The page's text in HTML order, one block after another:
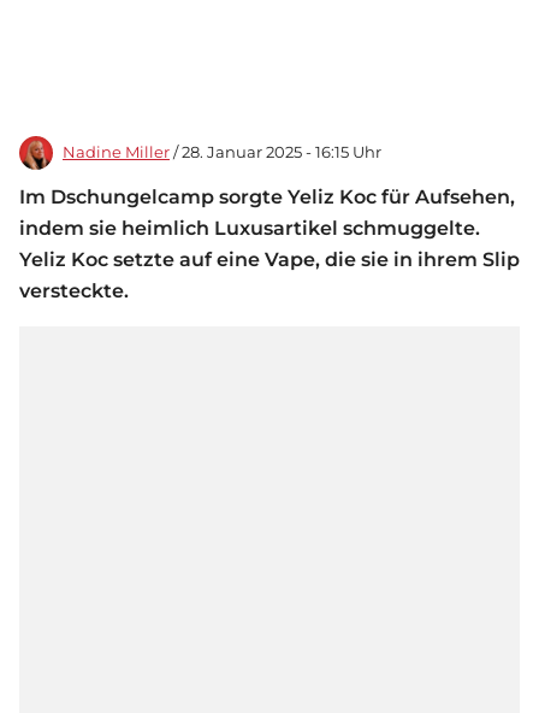
Nadine Miller / 28. Januar 2025 - 16:15 Uhr
Im Dschungelcamp sorgte Yeliz Koc für Aufsehen,
indem sie heimlich Luxusartikel schmuggelte.
Yeliz Koc setzte auf eine Vape, die sie in ihrem Slip
versteckte.